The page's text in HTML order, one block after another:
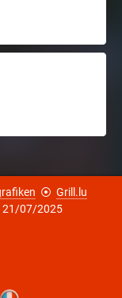
⦿ Grill.lu
21/07/2025